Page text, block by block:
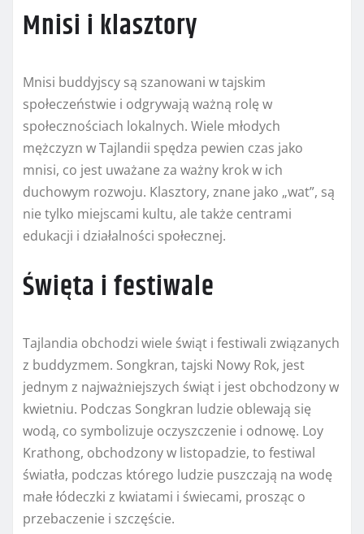
Mnisi i klasztory
Mnisi buddyjscy są szanowani w tajskim
społeczeństwie i odgrywają ważną rolę w
społecznościach lokalnych. Wiele młodych
mężczyzn w Tajlandii spędza pewien czas jako
mnisi, co jest uważane za ważny krok w ich
duchowym rozwoju. Klasztory, znane jako „wat”, są
nie tylko miejscami kultu, ale także centrami
edukacji i działalności społecznej.
Święta i festiwale
Tajlandia obchodzi wiele świąt i festiwali związanych
z buddyzmem. Songkran, tajski Nowy Rok, jest
jednym z najważniejszych świąt i jest obchodzony w
kwietniu. Podczas Songkran ludzie oblewają się
wodą, co symbolizuje oczyszczenie i odnowę. Loy
Krathong, obchodzony w listopadzie, to festiwal
światła, podczas którego ludzie puszczają na wodę
małe łódeczki z kwiatami i świecami, prosząc o
przebaczenie i szczęście.